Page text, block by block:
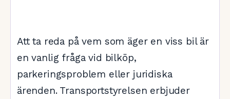
Att ta reda på vem som äger en viss bil är
en vanlig fråga vid bilköp,
parkeringsproblem eller juridiska
ärenden. Transportstyrelsen erbjuder